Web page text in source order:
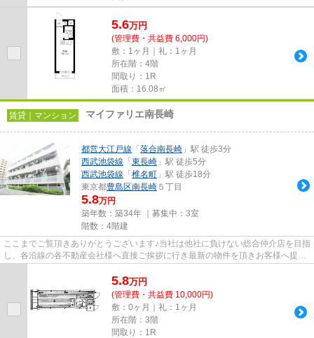
5.6万円
(管理費・共益費 6,000円)
敷：1ヶ月｜礼：1ヶ月
所在階：4階
間取り：1R
面積：16.08㎡
賃貸｜マンション マイファリエ南長崎
都営大江戸線 「 落合南長崎 」駅 徒歩3分
西武池袋線 「 東長崎 」駅 徒歩5分
西武池袋線 「 椎名町 」駅 徒歩18分
東京都豊島区南長崎 ５丁目
5.8万円
築年数：築34年 ｜募集中： 3室
階数：4階建
ここまでご覧頂きありがとうございます♪当社は他社に負けない総合仲介店を目指
し、各沿線の各不動産会社様へ直接ご挨拶に行き最新の物件を頂きお客様へ提供
5.8万円
(管理費・共益費 10,000円)
敷：0ヶ月｜礼：1ヶ月
所在階：3階
間取り：1R